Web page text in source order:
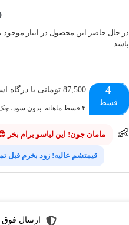
در حال حاضر این محصول در انبار
باشد.
4
قسط
87,500 تومانی با درگاه اسنپ‌پی
۴ قسط ماهانه. بدون سود، چک و ضامن.
👶 مامان جون! این لباسو برام بخر
قیمتشم عالیه! زود بخرم قبل
ارسال